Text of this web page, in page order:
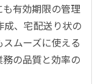
有効期限の管理
、宅配送り状の
ムーズに使える
の品質と効率の